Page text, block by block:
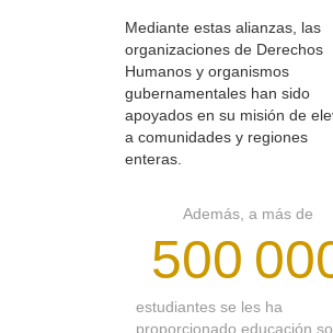
Mediante estas alianzas, las
organizaciones de Derechos
Humanos y organismos
gubernamentales han sido
apoyados en su misión de
a comunidades y regiones
enteras.
Además, a más de
500
estudiantes se les ha
proporcionado educación